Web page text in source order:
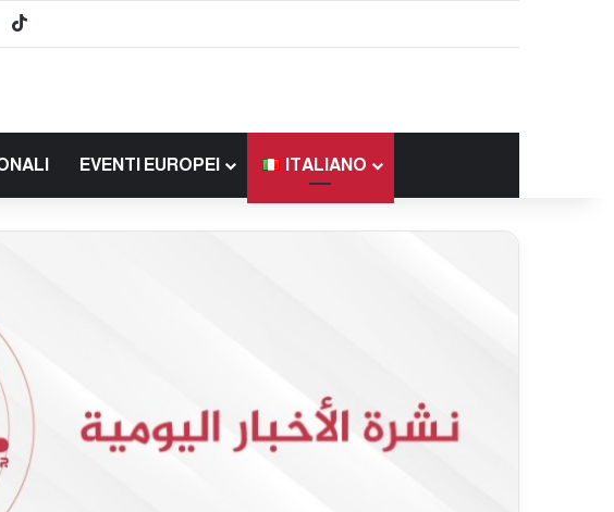
EVENTI EUROPEI ITALIANO